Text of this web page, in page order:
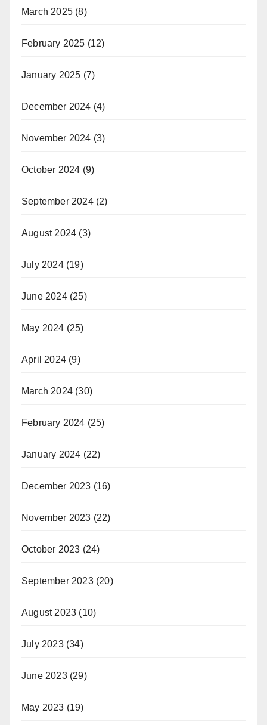
March 2025 (8)
February 2025 (12)
January 2025 (7)
December 2024 (4)
November 2024 (3)
October 2024 (9)
September 2024(2)
August 2024 (3)
July 2024(19)
June 2024(25)
May 2024 (25)
April 2024 (9)
March 2024 (30)
February 2024 (25)
January 2024 (22)
December 2023 (16)
November 2023 (22)
October 2023 (24)
September 2023(20)
August 2023 (10)
July 2023(34)
June 2023(29)
May 2023 (19)